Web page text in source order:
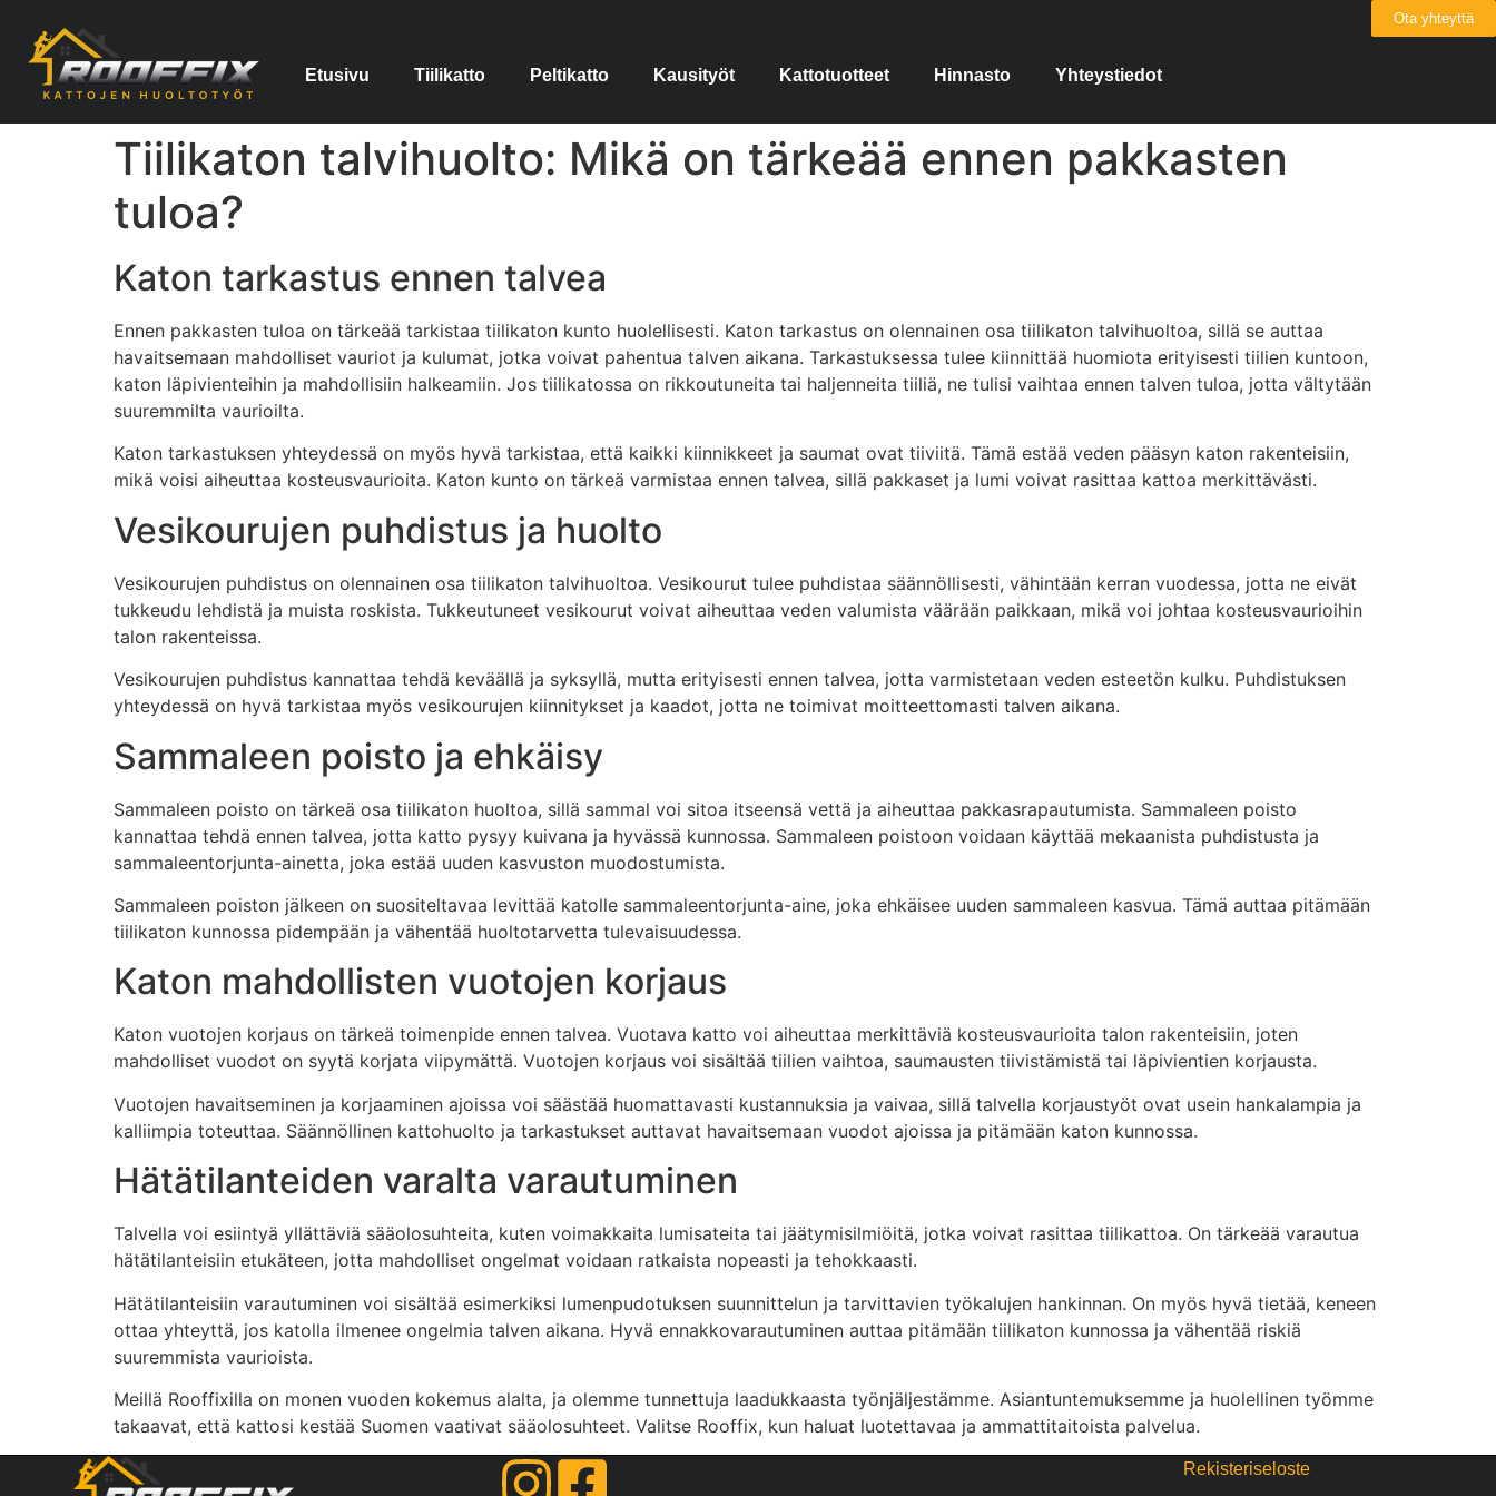
Ota yhteyttä
Etusivu Tiilikatto Peltikatto Kausityöt Kattotuotteet Hinnasto Yhteystiedot
Tiilikaton talvihuolto: Mikä on tärkeää ennen pakkasten
tuloa?
Katon tarkastus ennen talvea
Ennen pakkasten tuloa on tärkeää tarkistaa tiilikaton kunto huolellisesti. Katon tarkastus on olennainen osa tiilikaton talvihuoltoa, sillä se auttaa
havaitsemaan mahdolliset vauriot ja kulumat, jotka voivat pahentua talven aikana. Tarkastuksessa tulee kiinnittää huomiota erityisesti tiilien kuntoon,
katon läpivienteihin ja mahdollisiin halkeamiin. Jos tiilikatossa on rikkoutuneita tai haljenneita tiiliä, ne tulisi vaihtaa ennen talven tuloa, jotta vältytään
suuremmilta vaurioilta.
Katon tarkastuksen yhteydessä on myös hyvä tarkistaa, että kaikki kiinnikkeet ja saumat ovat tiiviitä. Tämä estää veden pääsyn katon rakenteisiin,
mikä voisi aiheuttaa kosteusvaurioita. Katon kunto on tärkeä varmistaa ennen talvea, sillä pakkaset ja lumi voivat rasittaa kattoa merkittävästi.
Vesikourujen puhdistus ja huolto
Vesikourujen puhdistus on olennainen osa tiilikaton talvihuoltoa. Vesikourut tulee puhdistaa säännöllisesti, vähintään kerran vuodessa, jotta ne eivät
tukkeudu lehdistä ja muista roskista. Tukkeutuneet vesikourut voivat aiheuttaa veden valumista väärään paikkaan, mikä voi johtaa kosteusvaurioihin
talon rakenteissa.
Vesikourujen puhdistus kannattaa tehdä keväällä ja syksyllä, mutta erityisesti ennen talvea, jotta varmistetaan veden esteetön kulku. Puhdistuksen
yhteydessä on hyvä tarkistaa myös vesikourujen kiinnitykset ja kaadot, jotta ne toimivat moitteettomasti talven aikana.
Sammaleen poisto ja ehkäisy
Sammaleen poisto on tärkeä osa tiilikaton huoltoa, sillä sammal voi sitoa itseensä vettä ja aiheuttaa pakkasrapautumista. Sammaleen poisto
kannattaa tehdä ennen talvea, jotta katto pysyy kuivana ja hyvässä kunnossa. Sammaleen poistoon voidaan käyttää mekaanista puhdistusta ja
sammaleentorjunta-ainetta, joka estää uuden kasvuston muodostumista.
Sammaleen poiston jälkeen on suositeltavaa levittää katolle sammaleentorjunta-aine, joka ehkäisee uuden sammaleen kasvua. Tämä auttaa pitämään
tiilikaton kunnossa pidempään ja vähentää huoltotarvetta tulevaisuudessa.
Katon mahdollisten vuotojen korjaus
Katon vuotojen korjaus on tärkeä toimenpide ennen talvea. Vuotava katto voi aiheuttaa merkittäviä kosteusvaurioita talon rakenteisiin, joten
mahdolliset vuodot on syytä korjata viipymättä. Vuotojen korjaus voi sisältää tiilien vaihtoa, saumausten tiivistämistä tai läpivientien korjausta.
Vuotojen havaitseminen ja korjaaminen ajoissa voi säästää huomattavasti kustannuksia ja vaivaa, sillä talvella korjaustyöt ovat usein hankalampia ja
kalliimpia toteuttaa. Säännöllinen kattohuolto ja tarkastukset auttavat havaitsemaan vuodot ajoissa ja pitämään katon kunnossa.
Hätätilanteiden varalta varautuminen
Talvella voi esiintyä yllättäviä sääolosuhteita, kuten voimakkaita lumisateita tai jäätymisilmiöitä, jotka voivat rasittaa tiilikattoa. On tärkeää varautua
hätätilanteisiin etukäteen, jotta mahdolliset ongelmat voidaan ratkaista nopeasti ja tehokkaasti.
Hätätilanteisiin varautuminen voi sisältää esimerkiksi lumenpudotuksen suunnittelun ja tarvittavien työkalujen hankinnan. On myös hyvä tietää, keneen
ottaa yhteyttä, jos katolla ilmenee ongelmia talven aikana. Hyvä ennakkovarautuminen auttaa pitämään tiilikaton kunnossa ja vähentää riskiä
suuremmista vaurioista.
Meillä Rooffixilla on monen vuoden kokemus alalta, ja olemme tunnettuja laadukkaasta työnjäljestämme. Asiantuntemuksemme ja huolellinen työmme
takaavat, että kattosi kestää Suomen vaativat sääolosuhteet. Valitse Rooffix, kun haluat luotettavaa ja ammattitaitoista palvelua.
Rekisteriseloste